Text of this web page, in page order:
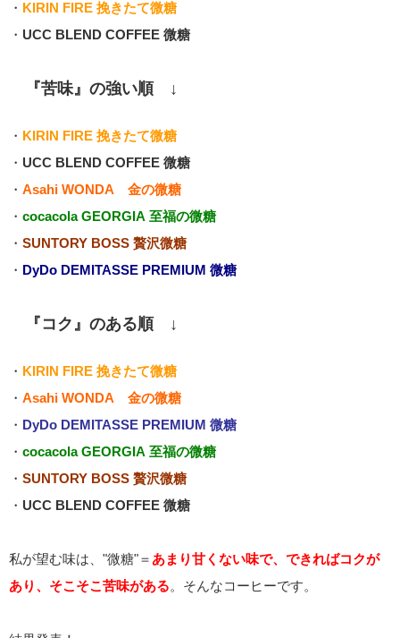
・ KIRIN FIRE 挽きたて微糖
・ UCC BLEND COFFEE 微糖
『苦味』の強い順 ↓
・ KIRIN FIRE 挽きたて微糖
・ UCC BLEND COFFEE 微糖
・ Asahi WONDA 金の微糖
・ cocacola GEORGIA 至福の微糖
・ SUNTORY BOSS 贅沢微糖
・ DyDo DEMITASSE PREMIUM 微糖
『コク』のある順 ↓
・ KIRIN FIRE 挽きたて微糖
・ Asahi WONDA 金の微糖
・ DyDo DEMITASSE PREMIUM 微糖
・ cocacola GEORGIA 至福の微糖
・ SUNTORY BOSS 贅沢微糖
・ UCC BLEND COFFEE 微糖
私が望む味は、"微糖"＝ あまり甘くない味で、できればコクが
あり、そこそこ苦味がある 。そんなコーヒーです。